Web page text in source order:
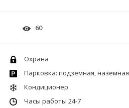
60
Охрана
Парковка: подземная, наземная
Кондиционер
Часы работы 24-7